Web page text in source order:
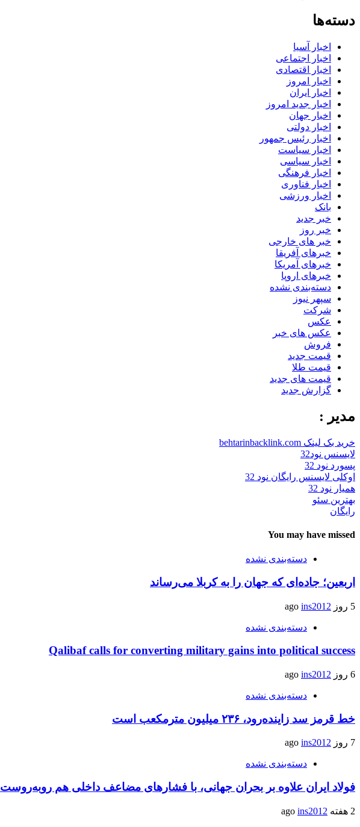
دسته‌ها
اخبار آسیا
اخبار اجتماعی
اخبار اقتصادی
اخبار امروز
اخبار ایران
اخبار جدید امروز
اخبار جهان
اخبار دولتی
اخبار رئیس جمهور
اخبار سیاست
اخبار سیاسی
اخبار فرهنگی
اخبار فناوری
اخبار ورزشی
بانک
خبر جدید
خبر روز
خبر های خارجی
خبرهای آفریقا
خبرهای آمریکا
خبرهای اروپا
دسته‌بندی نشده
سپهر نیوز
شرکت
عکس
عکس های خبر
فروش
قیمت جدید
قیمت طلا
قیمت های جدید
گزارش جدید
مدیر :
خرید بک لینک behtarinbacklink.com
لایسنس نود32
پسورد نود 32
اوکلی لایسنس رایگان نود 32
همیار نود 32
بهترین سئو
رایگان
You may have missed
دسته‌بندی نشده
اربعین؛ جاده‌ای که جهان را به کربلا می‌رساند
5 روز ago ins2012
دسته‌بندی نشده
Qalibaf calls for converting military gains into political success
6 روز ago ins2012
دسته‌بندی نشده
خط قرمز سد زاینده‌رود، ۲۳۶ میلیون مترمکعب است
7 روز ago ins2012
دسته‌بندی نشده
فولاد ایران علاوه بر بحران جهانی، با فشارهای مضاعف داخلی هم روبه‌روست
2 هفته ago ins2012